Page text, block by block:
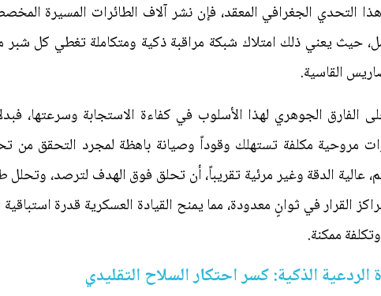
التحدي الجغرافي المعقد، فإن نشر آلاف الطائرات المسيرة
حيث يعني ذلك امتلاك شبكة مراقبة ذكية ومتكاملة تغطي كل
القاسية.
الفارق الجوهري لهذا الأسلوب في كفاءة الاستجابة وسرعتها،
مروحية مكلفة تستهلك وقوداً وصيانة باهظة لمجرد التحقق
عالية الدقة وغير مرئية تقريباً، أن تحلق فوق الهدف لترصد، وتحلل
القرار في ثوانٍ معدودة، مما يمنح القيادة العسكرية قدرة
ممكنة.
الردعية الذكية: كسر احتكار السلاح التقليدي